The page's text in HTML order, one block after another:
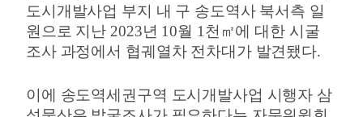
도시개발사업 부지 내 구 송도역사 북서측 일
원으로 지난 2023년 10월 1 천 ㎡에 대한 시굴
조사 과정에서 협궤열차 전차대가 발견됐다.
이에 송도역세권구역 도시개발사업 시행자 삼